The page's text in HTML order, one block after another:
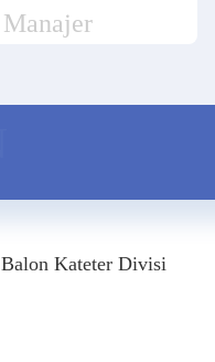
Manajer
Balon Kateter Divisi